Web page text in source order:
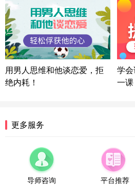
湖北-武汉
微信用户 困困魚? 通
方案
陕西-西安
情感方案
浙江-宁波 150****8921
福建-厦门 159****4462
微信用户 凌乱小羊
用男人思维和他谈恋爱，拒
绝内耗！
学
一课
更多服务
导师咨询 平台推荐